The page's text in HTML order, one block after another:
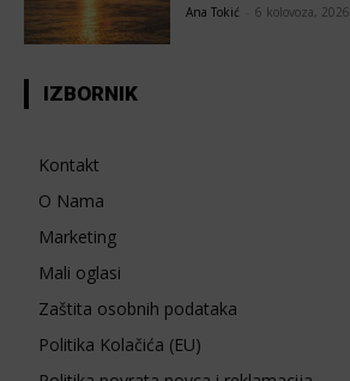
Ana Tokić 6 kolovoza, 2026
IZBORNIK
Kontakt
O Nama
Marketing
Mali oglasi
Zaštita osobnih podataka
Politika Kolačića (EU)